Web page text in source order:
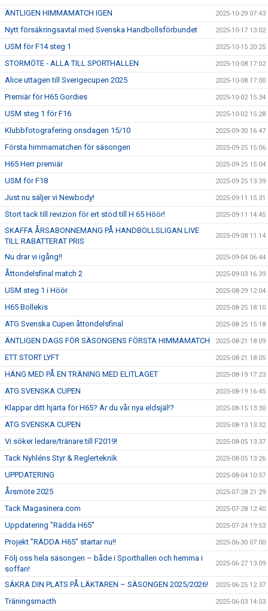
ÄNTLIGEN HIMMAMATCH IGEN 2025-10-29 07:43
Nytt försäkringsavtal med Svenska Handbollsförbundet 2025-10-17 13:02
USM för F14 steg 1 2025-10-15 20:25
STORMÖTE - ALLA TILL SPORTHALLEN 2025-10-08 17:02
Alice uttagen till Sverigecupen 2025 2025-10-08 17:00
Premiär för H65 Gordies 2025-10-02 15:34
USM steg 1 för F16 2025-10-02 15:28
Klubbfotografering onsdagen 15/10 2025-09-30 16:47
Första himmamatchen för säsongen 2025-09-25 15:06
H65 Herr premiär 2025-09-25 15:04
USM för F18 2025-09-25 13:39
Just nu säljer vi Newbody! 2025-09-11 15:31
Stort tack till revizion för ert stöd till H 65 Höör! 2025-09-11 14:45
SKAFFA ÅRSABONNEMANG PÅ HANDBOLLSLIGAN LIVE
TILL RABATTERAT PRIS
2025-09-08 11:14
Nu drar vi igång!! 2025-09-04 06:44
Åttondelsfinal match 2 2025-09-03 16:39
USM steg 1 i Höör 2025-08-29 12:04
H65 Bollekis 2025-08-25 18:10
ATG Svenska Cupen åttondelsfinal 2025-08-25 15:18
ÄNTLIGEN DAGS FÖR SÄSONGENS FÖRSTA HIMMAMATCH 2025-08-21 18:09
ETT STORT LYFT 2025-08-21 18:05
HÄNG MED PÅ EN TRÄNING MED ELITLAGET 2025-08-19 17:23
ATG SVENSKA CUPEN 2025-08-19 16:45
Klappar ditt hjärta för H65? Är du vår nya eldsjäl!? 2025-08-15 13:30
ATG SVENSKA CUPEN 2025-08-13 13:32
Vi söker ledare/tränare till F2019! 2025-08-05 13:37
Tack Nyhléns Styr & Reglerteknik 2025-08-05 13:26
UPPDATERING 2025-08-04 10:57
Årsmöte 2025 2025-07-28 21:29
Tack Magasinera.com 2025-07-28 12:40
Uppdatering "Rädda H65" 2025-07-24 19:53
Projekt ”RÄDDA H65” startar nu!! 2025-06-30 07:00
Följ oss hela säsongen – både i Sporthallen och hemma i
soffan!
2025-06-27 13:09
SÄKRA DIN PLATS PÅ LÄKTAREN – SÄSONGEN 2025/2026! 2025-06-25 12:37
Träningsmacth 2025-06-03 14:03